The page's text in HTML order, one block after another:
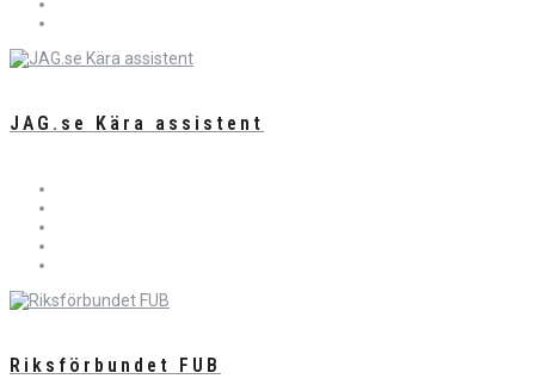
JAG.se Kära assistent
Riksförbundet FUB